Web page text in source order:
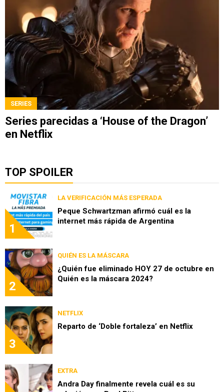
SERIES
Series parecidas a ‘House of the Dragon’
en Netflix
TOP SPOILER
1
LA VERIFICACIÓN MÁS ESPERADA
Peque Schwartzman afirmó cuál es la
internet más rápida de Argentina
2
QUIÉN ES LA MÁSCARA
¿Quién fue eliminado HOY 27 de octubre en
Quién es la máscara 2024?
3
NETFLIX
Reparto de ‘Doble fortaleza’ en Netflix
EXTRA
Andra Day finalmente revela cuál es su